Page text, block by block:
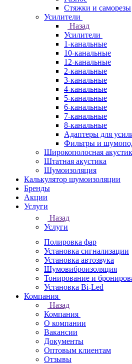
Стяжки и саморезы
Усилители
Назад
Усилители
1-канальные
10-канальные
12-канальные
2-канальные
3-канальные
4-канальные
5-канальные
6-канальные
7-канальные
8-канальные
Адаптеры для
Фильтры и
Широкополосная
Штатная акустика
Шумоизоляция
Калькулятор шумоизоляции
Бренды
Акции
Услуги
Назад
Услуги
Полировка фар
Установка сигнализации
Установка автозвука
Шумовиброизоляция
Тонирование и
Установка Bi-Led
Компания
Назад
Компания
О компании
Вакансии
Документы
Оптовым клиентам
Отзывы